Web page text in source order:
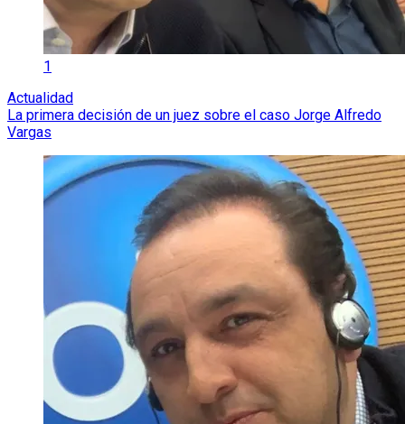
1
Actualidad
La primera decisión de un juez sobre el caso Jorge Alfredo
Vargas